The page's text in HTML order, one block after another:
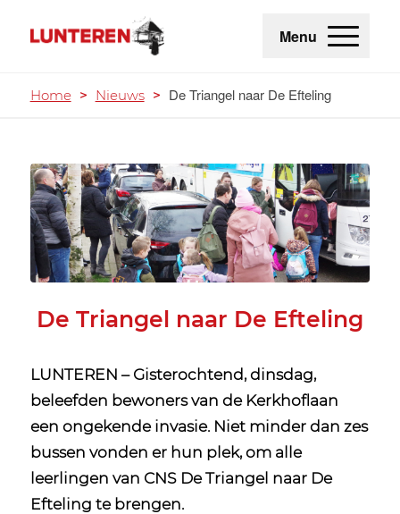
Menu
Home > Nieuws > De Triangel naar De Efteling
De Triangel naar De Efteling
LUNTEREN – Gisterochtend, dinsdag,
beleefden bewoners van de Kerkhoflaan
een ongekende invasie. Niet minder dan zes
bussen vonden er hun plek, om alle
leerlingen van CNS De Triangel naar De
Efteling te brengen.